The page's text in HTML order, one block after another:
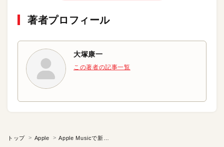
著者プロフィール
大塚康一
この著者の記事一覧
トップ Apple